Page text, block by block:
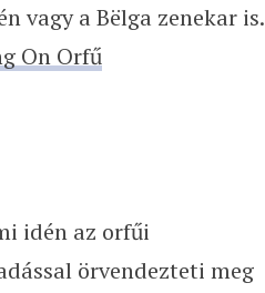
vagy a Bëlga zenekar is.
On Orfű
idén az orfűi
örvendezteti meg